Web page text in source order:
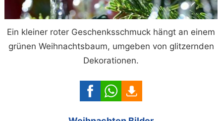
Ein kleiner roter Geschenksschmuck hängt an einem
grünen Weihnachtsbaum, umgeben von glitzernden
Dekorationen.